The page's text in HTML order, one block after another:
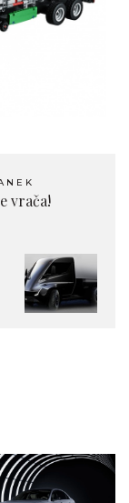
vrača!